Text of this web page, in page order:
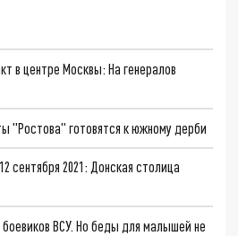
в центре Москвы: На генералов
"Ростова" готовятся к южному дерби
сентября 2021: Донская столица
ВСУ. Но беды для малышей не